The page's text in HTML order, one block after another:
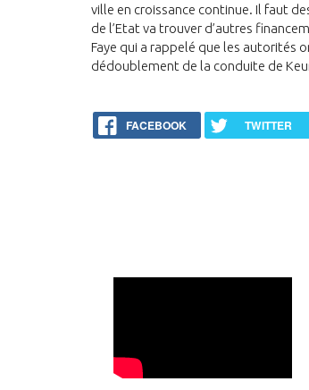
ville en croissance continue. Il faut
de l’Etat va trouver d’autres
Faye qui a rappelé que les autorités
dédoublement de la conduite de
FACEBOOK TWITTER